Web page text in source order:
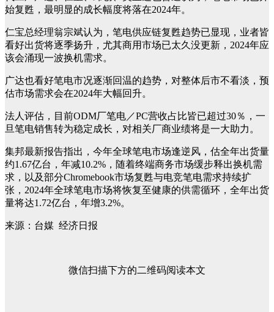
始复甦，最明显的成长幅度将落在2024年。
仁宝总经理翁宗斌认为，笔电供应链复甦趋势已显现，业者皆
看好出货将逐季扬升，尤其商用市场已太久没更新，2024年应
该会涌现一波换机需求。
广达也看好笔电市况逐渐回温的趋势，对整体后市不看淡，预
估市场需求会在2024年大幅回升。
法人评估，目前ODM厂笔电／PC营收占比皆已超过30％，一
旦笔电销售转为稳定成长，对相关厂商业绩将是一大助力。
集邦最新报告指出，今年全球笔电市场逢逆风，估全年出货量
约1.67亿台，年减10.2%，随着终端商务市场缓步释出换机需
求，以及部分Chromebook市场复甦与电竞笔电需求持续扩
张，2024年全球笔电市场将恢复至健康的供需循环，全年出货
量将达1.72亿台，年增3.2%。
来源：台媒 经济日报
微信扫描下方的二维码阅读本文